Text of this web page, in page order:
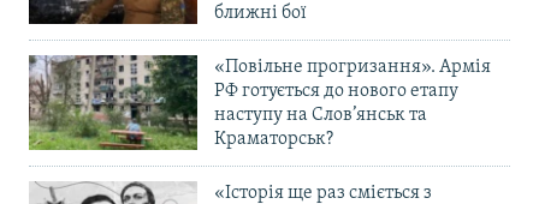
ближні бої
«Повільне прогризання». Армія
РФ готується до нового етапу
наступу на Слов’янськ та
Краматорськ?
«Історія ще раз сміється з